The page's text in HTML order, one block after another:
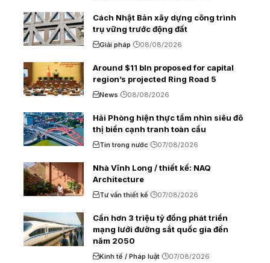
Cách Nhật Bản xây dựng công trình
trụ vững trước động đất
Giải pháp 08/08/2026
Around $11 bln proposed for capital
region’s projected Ring Road 5
News 08/08/2026
Hải Phòng hiện thực tầm nhìn siêu đô
thị biển cạnh tranh toàn cầu
Tin trong nước 07/08/2026
Nhà Vĩnh Long / thiết kế: NAQ
Architecture
Tư vấn thiết kế 07/08/2026
Cần hơn 3 triệu tỷ đồng phát triển
mạng lưới đường sắt quốc gia đến
năm 2050
Kinh tế / Pháp luật 07/08/2026